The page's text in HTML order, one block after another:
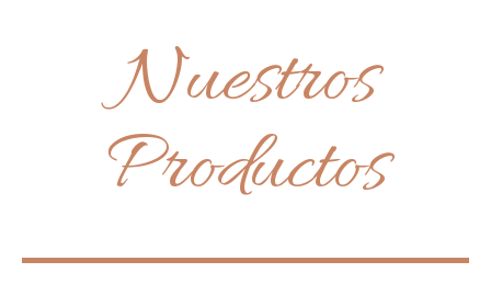
Nuestros
Productos